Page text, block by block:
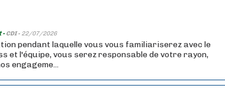
-CDI - 22/07/2026
pendant laquelle vous vous familiariserez avec le
et l'équipe, vous serez responsable de votre rayon,
engageme...